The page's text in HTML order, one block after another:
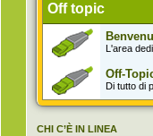
Off topic
L'area
Off-
Di tutto di
CHI C’È IN LINEA